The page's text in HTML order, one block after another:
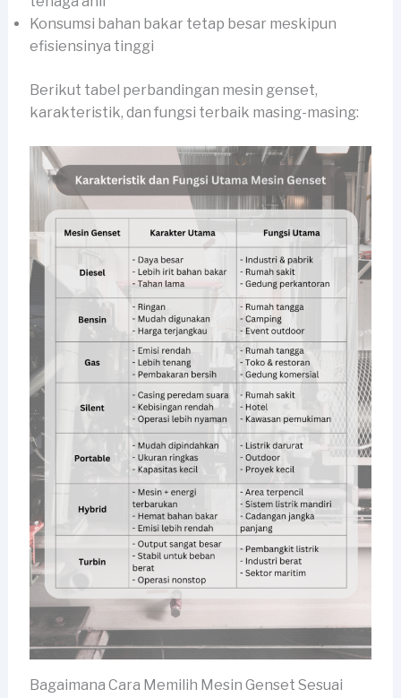
Konsumsi bahan bakar tetap besar meskipun
efisiensinya tinggi
Berikut tabel perbandingan mesin genset,
karakteristik, dan fungsi terbaik masing-masing:
Bagaimana Cara Memilih Mesin Genset Sesuai